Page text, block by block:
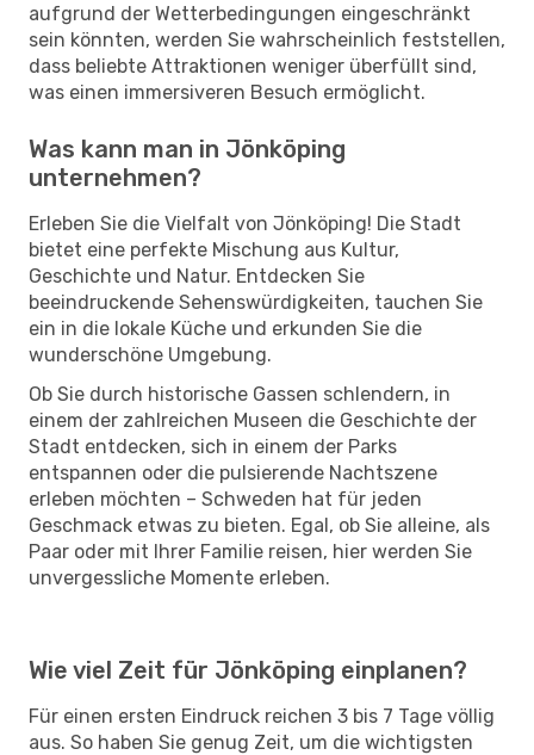
aufgrund der Wetterbedingungen eingeschränkt
sein könnten, werden Sie wahrscheinlich feststellen,
dass beliebte Attraktionen weniger überfüllt sind,
was einen immersiveren Besuch ermöglicht.
Was kann man in Jönköping
unternehmen?
Erleben Sie die Vielfalt von Jönköping! Die Stadt
bietet eine perfekte Mischung aus Kultur,
Geschichte und Natur. Entdecken Sie
beeindruckende Sehenswürdigkeiten, tauchen Sie
ein in die lokale Küche und erkunden Sie die
wunderschöne Umgebung.
Ob Sie durch historische Gassen schlendern, in
einem der zahlreichen Museen die Geschichte der
Stadt entdecken, sich in einem der Parks
entspannen oder die pulsierende Nachtszene
erleben möchten – Schweden hat für jeden
Geschmack etwas zu bieten. Egal, ob Sie alleine, als
Paar oder mit Ihrer Familie reisen, hier werden Sie
unvergessliche Momente erleben.
Wie viel Zeit für Jönköping einplanen?
Für einen ersten Eindruck reichen 3 bis 7 Tage völlig
aus. So haben Sie genug Zeit, um die wichtigsten